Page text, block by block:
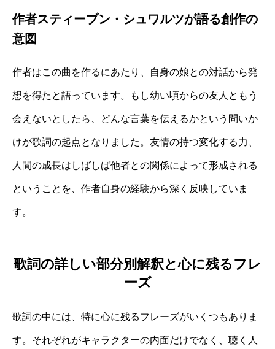
作者スティーブン・シュワルツが語る創作の
意図
作者はこの曲を作るにあたり、自身の娘との対話から発
想を得たと語っています。もし幼い頃からの友人ともう
会えないとしたら、どんな言葉を伝えるかという問いか
けが歌詞の起点となりました。友情の持つ変化する力、
人間の成長はしばしば他者との関係によって形成される
ということを、作者自身の経験から深く反映していま
す。
歌詞の詳しい部分別解釈と心に残るフレ
ーズ
歌詞の中には、特に心に残るフレーズがいくつもありま
す。それぞれがキャラクターの内面だけでなく、聴く人